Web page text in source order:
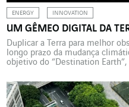
ENERGY INNOVATION
UM GÊMEO DIGITAL DA
Duplicar a Terra para melhor
longo prazo da mudança
objetivo do “Destination
com a Escola Politécnica
digital do nosso planeta que […]